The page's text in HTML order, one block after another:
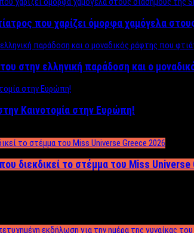
που χαρίζει όμορφα χαμόγελα
στην ελληνική παράδοση και ο
Καινοτομία στην Ευρώπη!
διεκδικεί το στέμμα του Miss